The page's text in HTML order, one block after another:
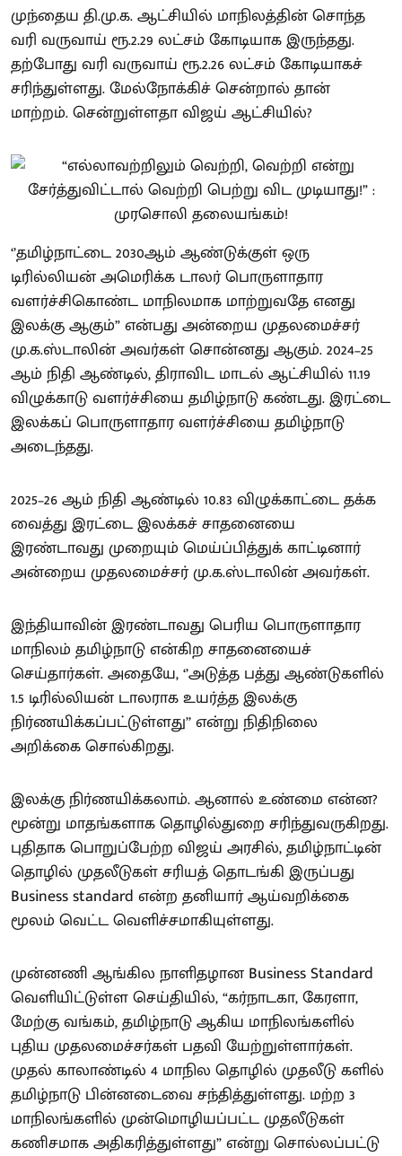
முந்தைய தி.மு.க. ஆட்சியில் மாநிலத்தின் சொந்த
வரி வருவாய் ரூ.2.29 லட்சம் கோடியாக இருந்தது.
தற்போது வரி வருவாய் ரூ.2.26 லட்சம் கோடியாகச்
சரிந்துள்ளது. மேல்நோக்கிச் சென்றால் தான்
மாற்றம். சென்றுள்ளதா விஜய் ஆட்சியில்?
‘’தமிழ்நாட்டை 2030ஆம் ஆண்டுக்குள் ஒரு
டிரில்லியன் அமெரிக்க டாலர் பொருளாதார
வளர்ச்சிகொண்ட மாநிலமாக மாற்றுவதே எனது
இலக்கு ஆகும்” என்பது அன்றைய முதலமைச்சர்
மு.க.ஸ்டாலின் அவர்கள் சொன்னது ஆகும். 2024–25
ஆம் நிதி ஆண்டில், திராவிட மாடல் ஆட்சியில் 11.19
விழுக்காடு வளர்ச்சியை தமிழ்நாடு கண்டது. இரட்டை
இலக்கப் பொருளாதார வளர்ச்சியை தமிழ்நாடு
அடைந்தது.
2025–26 ஆம் நிதி ஆண்டில் 10.83 விழுக்காட்டை தக்க
வைத்து இரட்டை இலக்கச் சாதனையை
இரண்டாவது முறையும் மெய்ப்பித்துக் காட்டினார்
அன்றைய முதலமைச்சர் மு.க.ஸ்டாலின் அவர்கள்.
இந்தியாவின் இரண்டாவது பெரிய பொருளாதார
மாநிலம் தமிழ்நாடு என்கிற சாதனையைச்
செய்தார்கள். அதையே, ‘’அடுத்த பத்து ஆண்டுகளில்
1.5 டிரில்லியன் டாலராக உயர்த்த இலக்கு
நிர்ணயிக்கப்பட்டுள்ளது’’ என்று நிதிநிலை
அறிக்கை சொல்கிறது.
இலக்கு நிர்ணயிக்கலாம். ஆனால் உண்மை என்ன?
மூன்று மாதங்களாக தொழில்துறை சரிந்துவருகிறது.
புதிதாக பொறுப்பேற்ற விஜய் அரசில், தமிழ்நாட்டின்
தொழில் முதலீடுகள் சரியத் தொடங்கி இருப்பது
Business standard என்ற தனியார் ஆய்வறிக்கை
மூலம் வெட்ட வெளிச்சமாகியுள்ளது.
முன்னணி ஆங்கில நாளிதழான Business Standard
வெளியிட்டுள்ள செய்தியில், “கர்நாடகா, கேரளா,
மேற்கு வங்கம், தமிழ்நாடு ஆகிய மாநிலங்களில்
புதிய முதலமைச்சர்கள் பதவி யேற்றுள்ளார்கள்.
முதல் காலாண்டில் 4 மாநில தொழில் முதலீடு களில்
தமிழ்நாடு பின்னடைவை சந்தித்துள்ளது. மற்ற 3
மாநிலங்களில் முன்மொழியப்பட்ட முதலீடுகள்
கணிசமாக அதிகரித்துள்ளது” என்று சொல்லப்பட்டு